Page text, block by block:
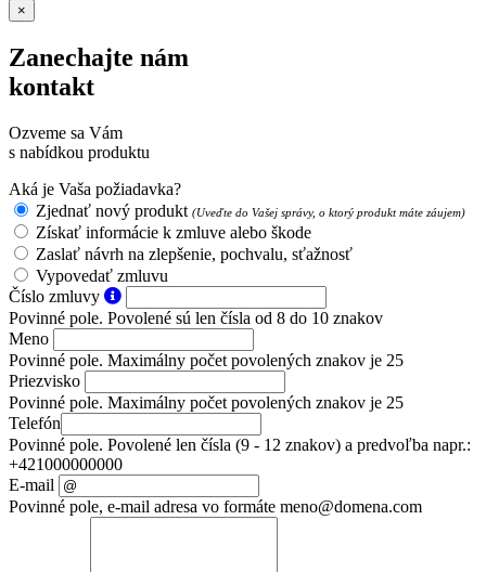
×
Zanechajte nám
kontakt
Ozveme sa Vám
s nabídkou produktu
Aká je Vaša požiadavka?
Zjednať nový produkt (Uveďte do Vašej správy, o ktorý produkt máte záujem)
Získať informácie k zmluve alebo škode
Zaslať návrh na zlepšenie, pochvalu, sťažnosť
Vypovedať zmluvu
Číslo zmluvy
Povinné pole. Povolené sú len čísla od 8 do 10 znakov
Meno
Povinné pole. Maximálny počet povolených znakov je 25
Priezvisko
Povinné pole. Maximálny počet povolených znakov je 25
Telefón
Povinné pole. Povolené len čísla (9 - 12 znakov) a predvoľba napr.:
+421000000000
E-mail
Povinné pole, e-mail adresa vo formáte meno@domena.com